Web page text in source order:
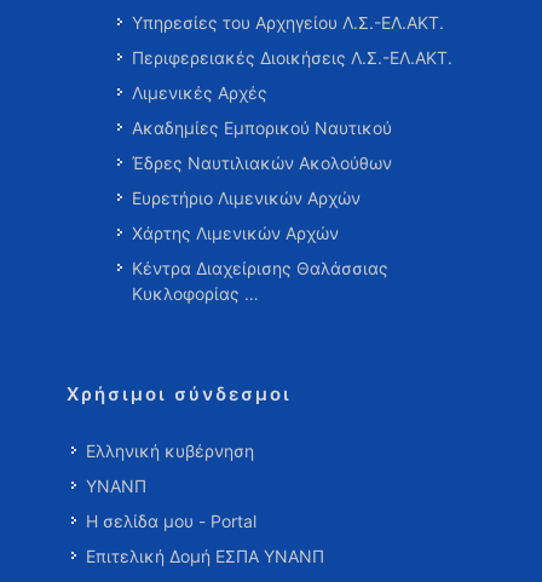
Υπηρεσίες του Αρχηγείου Λ.Σ.-ΕΛ.ΑΚΤ.
Περιφερειακές Διοικήσεις Λ.Σ.-ΕΛ.ΑΚΤ.
Λιμενικές Αρχές
Ακαδημίες Εμπορικού Ναυτικού
Έδρες Ναυτιλιακών Ακολούθων
Ευρετήριο Λιμενικών Αρχών
Χάρτης Λιμενικών Αρχών
Κέντρα Διαχείρισης Θαλάσσιας
Κυκλοφορίας …
Χρήσιμοι σύνδεσμοι
Ελληνική κυβέρνηση
ΥΝΑΝΠ
Η σελίδα μου - Portal
Επιτελική Δομή ΕΣΠΑ ΥΝΑΝΠ